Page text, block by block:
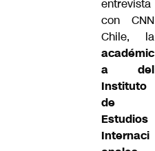
entrevista
con CNN
Chile, la
académic
a del
Instituto
de
Estudios
Internaci